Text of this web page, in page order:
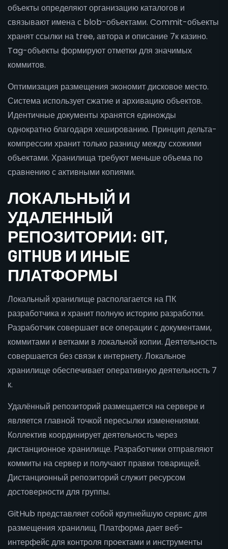
объекты определяют организацию каталогов и
связывают имена с blob-объектами. Commit-объекты
хранят ссылки на tree, автора и описание 7к казино.
Tag-объекты формируют отметки для значимых
коммитов.
Оптимизация размещения экономит дисковое место.
Система использует сжатие и архивацию объектов.
Идентичные документы хранятся единожды
однократно благодаря хешированию. Принцип дельта-
компрессии хранит только разницу между схожими
объектами. Хранилища требуют меньше объема по
сравнению с активными копиями.
ЛОКАЛЬНЫЙ И
УДАЛЕННЫЙ
РЕПОЗИТОРИИ: GIT,
GITHUB И ИНЫЕ
ПЛАТФОРМЫ
Локальный хранилище располагается на ПК
разработчика и хранит полную историю разработки.
Разработчик совершает все операции с документами,
коммитами и ветками в локальной копии. Деятельность
совершается без связи к интернету. Локальное
хранилище обеспечивает оперативную деятельность 7
к.
Удалённый репозиторий размещается на сервере и
является главной точкой пересылки изменениями.
Коллектив координирует деятельность через
дистанционное хранилище. Разработчики отправляют
коммиты на сервер и получают правки товарищей.
Дистанционный репозиторий служит ресурсом
достоверности для группы.
GitHub представляет собой крупнейшую сервис для
размещения хранилищ. Платформа дает веб-
интерфейс для контроля проектами и инструменты